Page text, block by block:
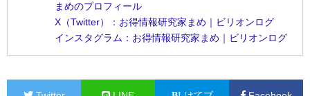
まめのプロフィール
X（Twitter）：お得情報研究家まめ｜ビリオンログ
インスタグラム：お得情報研究家まめ｜ビリオンログ